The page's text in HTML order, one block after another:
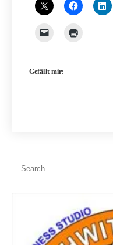
Gefällt mir: